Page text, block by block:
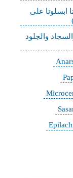
ابسلوتا على
والجلود